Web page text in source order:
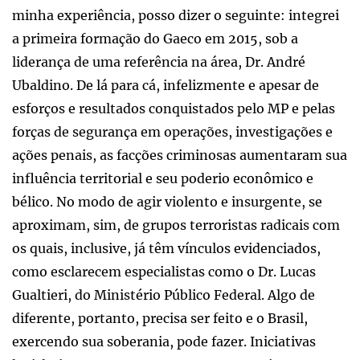
minha experiência, posso dizer o seguinte: integrei
a primeira formação do Gaeco em 2015, sob a
liderança de uma referência na área, Dr. André
Ubaldino. De lá para cá, infelizmente e apesar de
esforços e resultados conquistados pelo MP e pelas
forças de segurança em operações, investigações e
ações penais, as facções criminosas aumentaram sua
influência territorial e seu poderio econômico e
bélico. No modo de agir violento e insurgente, se
aproximam, sim, de grupos terroristas radicais com
os quais, inclusive, já têm vínculos evidenciados,
como esclarecem especialistas como o Dr. Lucas
Gualtieri, do Ministério Público Federal. Algo de
diferente, portanto, precisa ser feito e o Brasil,
exercendo sua soberania, pode fazer. Iniciativas